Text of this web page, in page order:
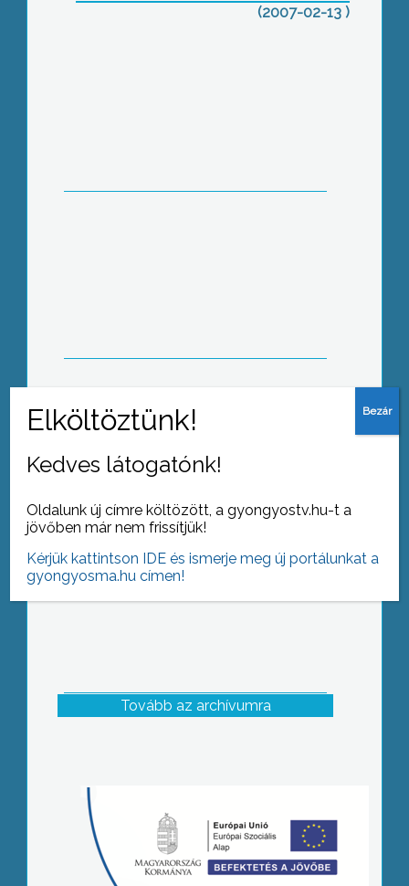
(2007-02-13 )
Pál Kórházban a vizitdíj-automatát.
Tovább az archívumra
Kedves látogatónk!
Oldalunk új címre költözött, a gyongyostv.hu-t a
jövőben már nem frissítjük!
Kérjük kattintson IDE és ismerje meg új portálunkat a
gyongyosma.hu címen!